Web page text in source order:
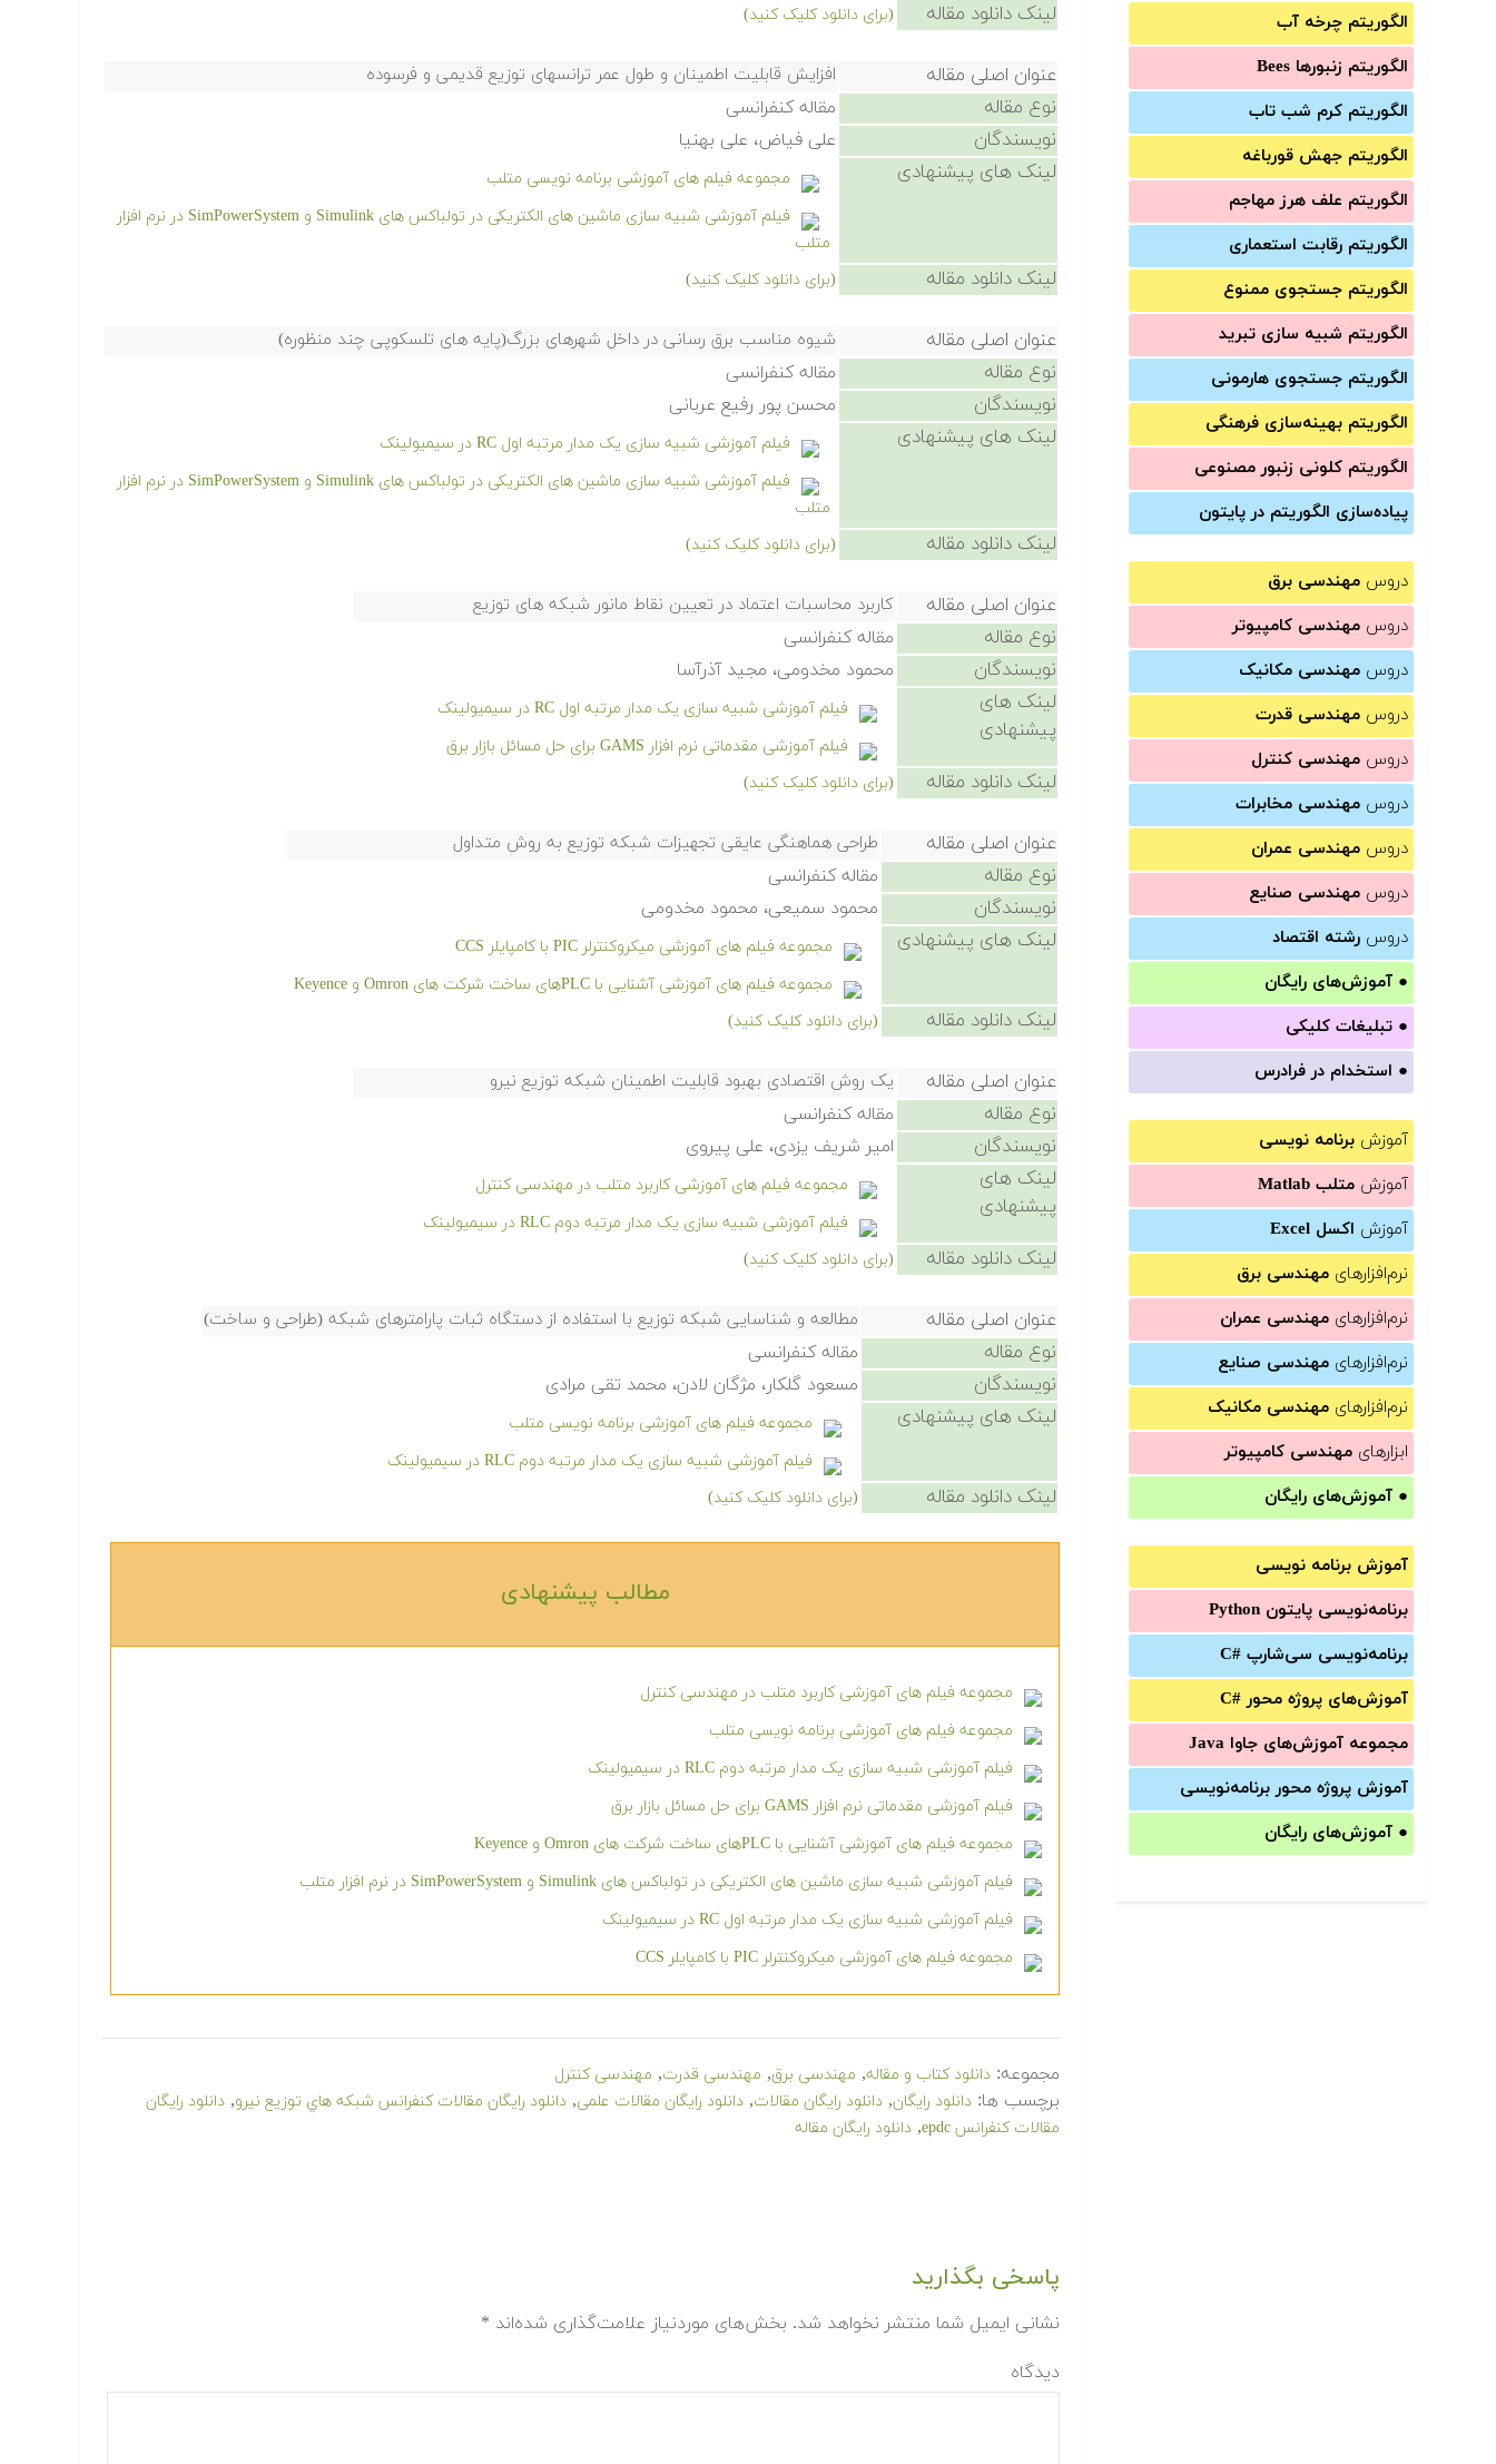
الگوریتم چرخه آب
الگوریتم زنبورها Bees
الگوریتم کرم شب تاب
الگوریتم جهش قورباغه
الگوریتم علف هرز مهاجم
الگوریتم رقابت استعماری
الگوریتم جستجوی ممنوع
الگوریتم شبیه سازی تبرید
الگوریتم جستجوی هارمونی
الگوریتم بهینه‌سازی فرهنگی
الگوریتم کلونی زنبور مصنوعی
پیاده‌سازی الگوریتم در پایتون
دروس مهندسی برق
دروس مهندسی کامپیوتر
دروس مهندسی مکانیک
دروس مهندسی قدرت
دروس مهندسی کنترل
دروس مهندسی مخابرات
دروس مهندسی عمران
دروس مهندسی صنایع
دروس رشته اقتصاد
● آموزش‌های رایگان
● تبلیغات کلیکی
● استخدام در فرادرس
آموزش برنامه نویسی
آموزش متلب Matlab
آموزش اکسل Excel
نرم‌افزارهای مهندسی برق
نرم‌افزارهای مهندسی عمران
نرم‌افزارهای مهندسی صنایع
نرم‌افزارهای مهندسی مکانیک
ابزارهای مهندسی کامپیوتر
● آموزش‌های رایگان
آموزش برنامه نویسی
برنامه‌نویسی پایتون Python
برنامه‌‌نویسی سی‌شارپ C#‎
آموزش‌های پروژه محور #C
مجموعه آموزش‌های جاوا Java
آموزش‌ پروژه محور برنامه‌نویسی
● آموزش‌های رایگان
لینک دانلود مقاله (برای دانلود کلیک کنید)
عنوان اصلی مقاله افزایش قابلیت اطمینان و طول عمر ترانسهای توزیع قدیمی و فرسوده
نوع مقاله مقاله کنفرانسی
نویسندگان علی فیاض، علی بهنیا
لینک های پیشنهادی
مجموعه فیلم های آموزشی برنامه نویسی متلب
فیلم آموزشی شبیه سازی ماشین های الکتریکی در تولباکس های Simulink و SimPowerSystem در نرم افزار
متلب
لینک دانلود مقاله (برای دانلود کلیک کنید)
عنوان اصلی مقاله شیوه مناسب برق رسانی در داخل شهرهای بزرگ(پایه های تلسکوپی چند منظوره)
نوع مقاله مقاله کنفرانسی
نویسندگان محسن پور رفیع عربانی
لینک های پیشنهادی
فیلم آموزشی شبیه سازی یک مدار مرتبه اول RC در سیمیولینک
فیلم آموزشی شبیه سازی ماشین های الکتریکی در تولباکس های Simulink و SimPowerSystem در نرم افزار
متلب
لینک دانلود مقاله (برای دانلود کلیک کنید)
عنوان اصلی مقاله کاربرد محاسبات اعتماد در تعیین نقاط مانور شبکه های توزیع
نوع مقاله مقاله کنفرانسی
نویسندگان محمود مخدومی، مجید آذرآسا
لینک های
پیشنهادی
فیلم آموزشی شبیه سازی یک مدار مرتبه اول RC در سیمیولینک
فیلم آموزشی مقدماتی نرم افزار GAMS برای حل مسائل بازار برق
لینک دانلود مقاله (برای دانلود کلیک کنید)
عنوان اصلی مقاله طراحی هماهنگی عایقی تجهیزات شبکه توزیع به روش متداول
نوع مقاله مقاله کنفرانسی
نویسندگان محمود سمیعی، محمود مخدومی
لینک های پیشنهادی
مجموعه فیلم های آموزشی میکروکنترلر PIC با کامپایلر CCS
مجموعه فیلم های آموزشی آشنایی با PLCهای ساخت شرکت های Omron و Keyence
لینک دانلود مقاله (برای دانلود کلیک کنید)
عنوان اصلی مقاله یک روش اقتصادی بهبود قابلیت اطمینان شبکه توزیع نیرو
نوع مقاله مقاله کنفرانسی
نویسندگان امیر شریف یزدی، علی پیروی
لینک های
پیشنهادی
مجموعه فیلم های آموزشی کاربرد متلب در مهندسی کنترل
فیلم آموزشی شبیه سازی یک مدار مرتبه دوم RLC در سیمیولینک
لینک دانلود مقاله (برای دانلود کلیک کنید)
عنوان اصلی مقاله مطالعه و شناسایی شبکه توزیع با استفاده از دستگاه ثبات پارامترهای شبکه (طراحی و ساخت)
نوع مقاله مقاله کنفرانسی
نویسندگان مسعود گلکار، مژگان لادن، محمد تقی مرادی
لینک های پیشنهادی
مجموعه فیلم های آموزشی برنامه نویسی متلب
فیلم آموزشی شبیه سازی یک مدار مرتبه دوم RLC در سیمیولینک
لینک دانلود مقاله (برای دانلود کلیک کنید)
مطالب پیشنهادی‎
مجموعه فیلم های آموزشی کاربرد متلب در مهندسی کنترل
مجموعه فیلم های آموزشی برنامه نویسی متلب
فیلم آموزشی شبیه سازی یک مدار مرتبه دوم RLC در سیمیولینک
فیلم آموزشی مقدماتی نرم افزار GAMS برای حل مسائل بازار برق
مجموعه فیلم های آموزشی آشنایی با PLCهای ساخت شرکت های Omron و Keyence
فیلم آموزشی شبیه سازی ماشین های الکتریکی در تولباکس های Simulink و SimPowerSystem در نرم افزار متلب
فیلم آموزشی شبیه سازی یک مدار مرتبه اول RC در سیمیولینک
مجموعه فیلم های آموزشی میکروکنترلر PIC با کامپایلر CCS
مجموعه: دانلود کتاب و مقاله, مهندسی برق, مهندسی قدرت, مهندسی کنترل
برچسب ها: دانلود رایگان, دانلود رایگان مقالات, دانلود رایگان مقالات علمی, دانلود رایگان مقالات كنفرانس شبكه هاي توزيع نيرو, دانلود رایگان
مقالات کنفرانس epdc
, دانلود رایگان مقاله
پاسخی بگذارید
نشانی ایمیل شما منتشر نخواهد شد. بخش‌های موردنیاز علامت‌گذاری شده‌اند *
دیدگاه